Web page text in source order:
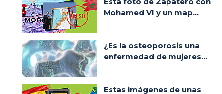
Mohamed VI y un map...
¿Es la osteoporosis una
enfermedad de mujeres...
Estas imágenes de unas